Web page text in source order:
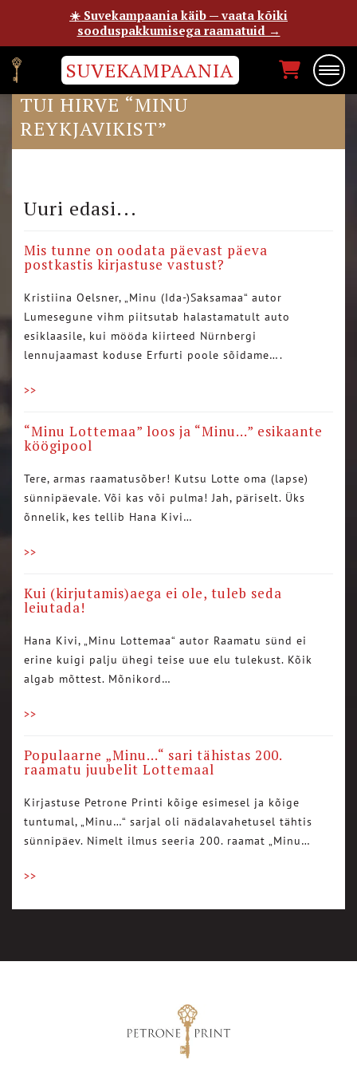
SUVEKAMPAANIA
DELFI NAISTEKAS ON KATKEND
TUI HIRVE “MINU
REYKJAVIKIST”
Uuri edasi...
Mis tunne on oodata päevast päeva
postkastis kirjastuse vastust?
Kristiina Oelsner, „Minu (Ida-)Saksamaa“ autor
Lumesegune vihm piitsutab halastamatult auto
esiklaasile, kui mööda kiirteed Nürnbergi
lennujaamast koduse Erfurti poole sõidame….
>>
“Minu Lottemaa” loos ja “Minu…” esikaante
köögipool
Tere, armas raamatusõber! Kutsu Lotte oma (lapse)
sünnipäevale. Või kas või pulma! Jah, päriselt. Üks
õnnelik, kes tellib Hana Kivi…
>>
Kui (kirjutamis)aega ei ole, tuleb seda
leiutada!
Hana Kivi, „Minu Lottemaa“ autor Raamatu sünd ei
erine kuigi palju ühegi teise uue elu tulekust. Kõik
algab mõttest. Mõnikord…
>>
Populaarne „Minu…“ sari tähistas 200.
raamatu juubelit Lottemaal
Kirjastuse Petrone Printi kõige esimesel ja kõige
tuntumal, „Minu…“ sarjal oli nädalavahetusel tähtis
sünnipäev. Nimelt ilmus seeria 200. raamat „Minu…
>>
☀️ Suvekampaania käib — vaata kõiki
sooduspakkumisega raamatuid →